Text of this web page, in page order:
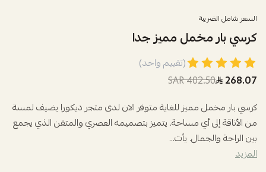
السعر شامل الضريبة
كرسي بار مخمل مميز جدا
(تقييم واحد)
268.07
402.50 SAR
كرسي بار مخمل مميز للغاية متوفر الان لدى متجر ديكورا يضيف لمسة
من الأناقة إلى أي مساحة. يتميز بتصميمه العصري والمتقن الذي يجمع
بين الراحة والجمال. يأت...
المزيد